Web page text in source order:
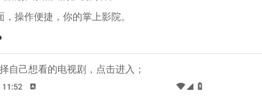
操作便捷，你的掌上影院。
自己想看的电视剧，点击进入；